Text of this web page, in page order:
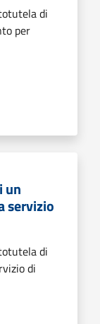
di
per
un
servizio
di
di